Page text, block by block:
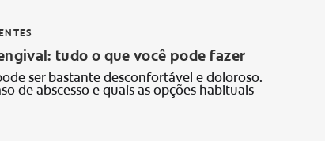
tudo o que você pode fazer
ser bastante desconfortável e doloroso.
de abscesso e quais as opções habituais